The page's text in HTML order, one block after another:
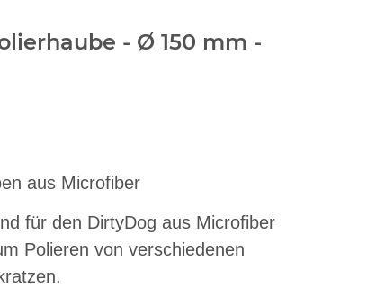
- Ø 150 mm -
aus Microfiber
für den DirtyDog aus Microfiber
Polieren von verschiedenen